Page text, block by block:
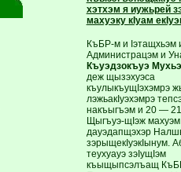
хэтхэм я иужьрей
махуэку кIуам
КъБР-м и Iэтащхьэм
Администрацэм и
Къуэдзокъуэ
деж щызэхуэса
къулыкъущIэхэмрэ
лэжьакIуэхэмрэ
накъыгъэм и 20 —
Щыгъуэ-щIэж махуэм
дауэдапщэхэр
зэрыщекIуэкIынум.
теухуауэ зэIущIэм
къыщыпсэлъащ